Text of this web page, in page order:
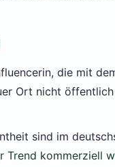
die mit
Ort nicht
sind im
Trend kommerziell